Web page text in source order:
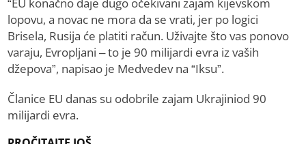
“EU konačno daje dugo očekivani zajam kijevskom
lopovu, a novac ne mora da se vrati, jer po logici
Brisela, Rusija će platiti račun. Uživajte što vas ponovo
varaju, Evropljani – to je 90 milijardi evra iz vaših
džepova”, napisao je Medvedev na “Iksu”.
Članice EU danas su odobrile zajam Ukrajiniod 90
milijardi evra.